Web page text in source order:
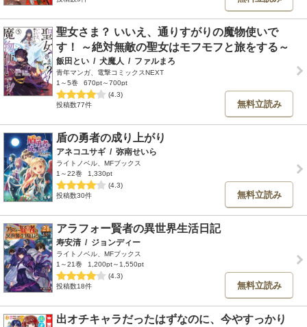
聖女さま？ いいえ、通りすがりの魔物使いで
す！ ～絶対無敵の聖女はモフモフと旅をする～
飯田とい / 犬魔人 / ファルまろ
青年マンガ、電撃コミックスNEXT
1～5巻
670pt～700pt
(4.3)
投稿数77件
無料立読み
盾の勇者の成り上がり
アネコユサギ / 弥南せいら
ライトノベル、MFブックス
1～22巻
1,330pt
(4.3)
投稿数30件
無料立読み
アラフォー賢者の異世界生活日記
寿安清 / ジョンディー
ライトノベル、MFブックス
1～21巻
1,200pt～1,550pt
(4.3)
投稿数18件
無料立読み
出オチキャラだったはずなのに、今やすっかり